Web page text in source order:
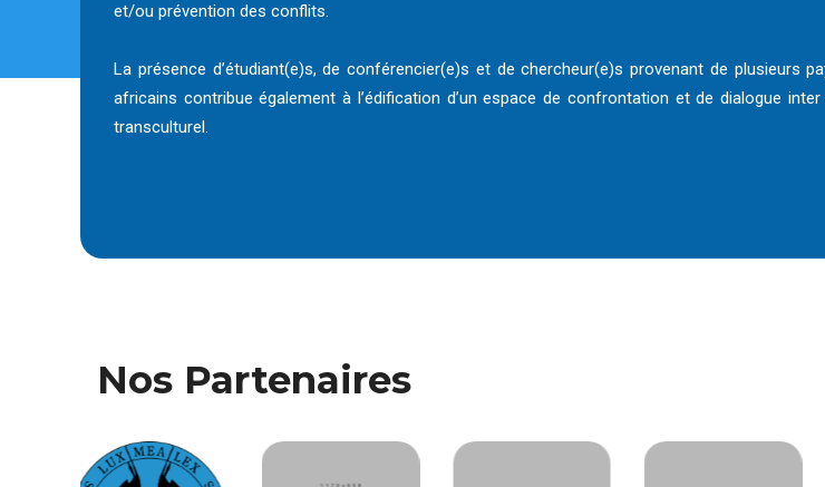
et/ou prévention des conflits.
La présence d’étudiant(e)s, de conférencier(e)s et de chercheur(e)s provenant de plusieurs
africains contribue également à l’édification d’un espace de confrontation et de dialogue
transculturel.
Nos Partenaires